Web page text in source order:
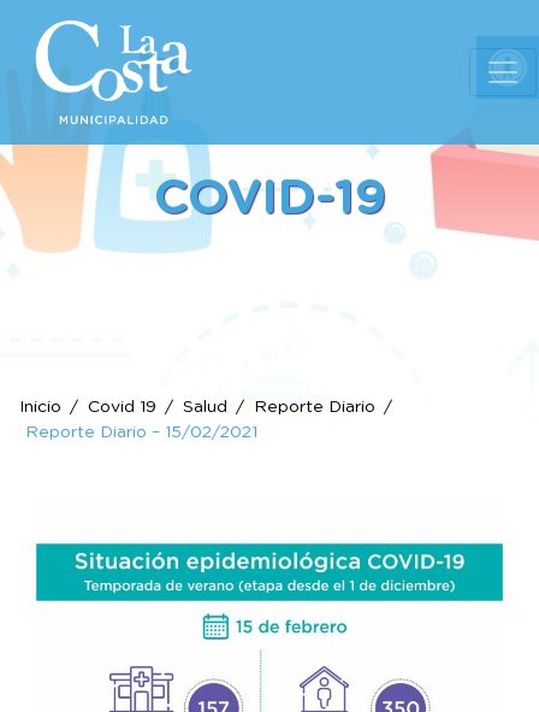
COVID-19
Inicio Covid 19 Salud
Reporte Diario
Reporte Diario – 15/02/2021